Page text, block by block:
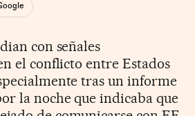
con señales
el conflicto entre Estados
tras un informe
la noche que indicaba que